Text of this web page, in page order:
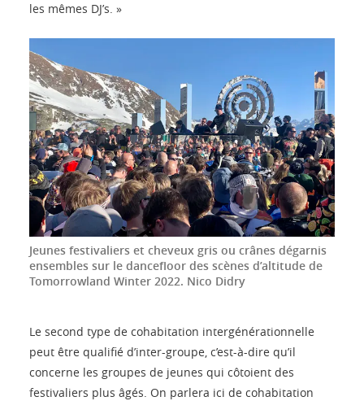
les mêmes DJ’s. »
Jeunes festivaliers et cheveux gris ou crânes dégarnis
ensembles sur le dancefloor des scènes d’altitude de
Tomorrowland Winter 2022. Nico Didry
Le second type de cohabitation intergénérationnelle
peut être qualifié d’inter-groupe, c’est-à-dire qu’il
concerne les groupes de jeunes qui côtoient des
festivaliers plus âgés. On parlera ici de cohabitation